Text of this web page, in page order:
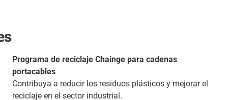
Programa de reciclaje Chainge para cadenas
portacables
Contribuya a reducir los residuos plásticos y mejorar el
reciclaje en el sector industrial.